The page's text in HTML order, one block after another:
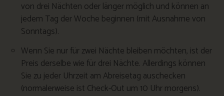
von drei Nächten oder länger möglich und können an
jedem Tag der Woche beginnen (mit Ausnahme von
Sonntags).
Wenn Sie nur für zwei Nächte bleiben möchten, ist der
Preis derselbe wie für drei Nächte. Allerdings können
Sie zu jeder Uhrzeit am Abreisetag auschecken
(normalerweise ist Check-Out um 10 Uhr morgens).